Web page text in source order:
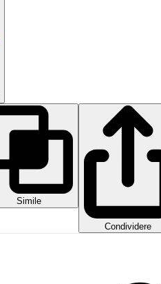
Simile
Condividere